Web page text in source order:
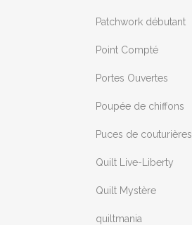
Patchwork débutant
Point Compté
Portes Ouvertes
Poupée de chiffons
Puces de couturières
Quilt Live-Liberty
Quilt Mystère
quiltmania